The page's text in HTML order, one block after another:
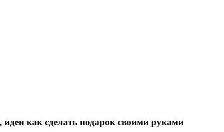
как сделать подарок своими руками